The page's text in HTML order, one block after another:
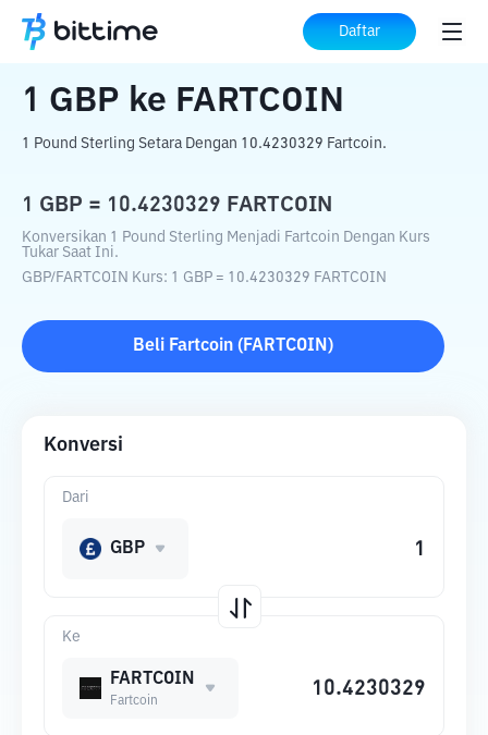
Daftar
Beranda Konverter Kripto ke FARTCOIN
1 GBP ke FARTCOIN
1 Pound Sterling Setara Dengan 10.4230329 Fartcoin.
1 GBP = 10.4230329 FARTCOIN
Konversikan 1 Pound Sterling Menjadi Fartcoin Dengan Kurs
Tukar Saat Ini.
GBP/FARTCOIN Kurs: 1 GBP = 10.4230329 FARTCOIN
Beli Fartcoin ( FARTCOIN )
Konversi
Ke
FARTCOIN
Fartcoin
Dari
GBP